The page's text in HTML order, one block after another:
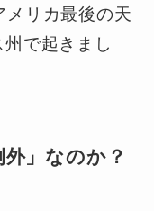
メリカ最後の天
で起きまし
」なのか？